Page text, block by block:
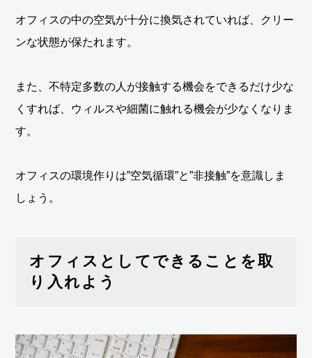
オフィスの中の空気が十分に換気されていれば、クリー
ンな状態が保たれます。
また、不特定多数の人が接触する機会をできるだけ少な
くすれば、ウィルスや細菌に触れる機会が少なくなりま
す。
オフィスの環境作りは”空気循環”と”非接触”を意識しま
しょう。
オフィスとしてできることを取
り入れよう